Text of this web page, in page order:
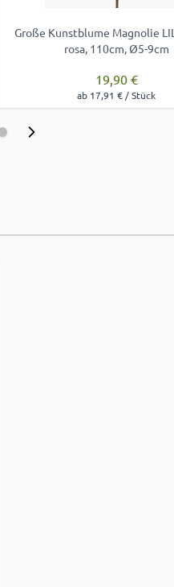
Große Kunstblume Magnolie
rosa, 110cm, Ø5-9cm
19,90 €
ab 17,91 € / Stück
hinzufügen